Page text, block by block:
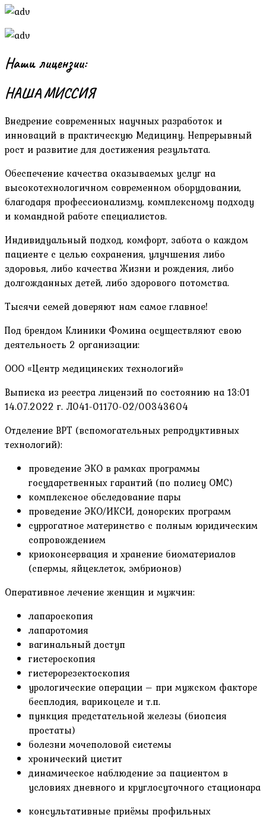
Наши лицензии:
НАША МИССИЯ
Внедрение современных научных разработок и
инноваций в практическую Медицину. Непрерывный
рост и развитие для достижения результата.
Обеспечение качества оказываемых услуг на
высокотехнологичном современном оборудовании,
благодаря профессионализму, комплексному подходу
и командной работе специалистов.
Индивидуальный подход, комфорт, забота о каждом
пациенте с целью сохранения, улучшения либо
здоровья, либо качества Жизни и рождения, либо
долгожданных детей, либо здорового потомства.
Тысячи семей доверяют нам самое главное!
Под брендом Клиники Фомина осуществляют свою
деятельность 2 организации:
ООО «Центр медицинских технологий»
Выписка из реестра лицензий по состоянию на 13:01
14.07.2022 г. Л041-01170-02/00343604
Отделение ВРТ (вспомогательных репродуктивных
технологий):
проведение ЭКО в рамках программы
государственных гарантий (по полису ОМС)
комплексное обследование пары
проведение ЭКО/ИКСИ, донорских программ
суррогатное материнство с полным юридическим
сопровождением
криоконсервация и хранение биоматериалов
(спермы, яйцеклеток, эмбрионов)
Оперативное лечение женщин и мужчин:
лапароскопия
лапаротомия
вагинальный доступ
гистероскопия
гистерорезектоскопия
урологические операции – при мужском факторе
бесплодия, варикоцеле и т.п.
пункция предстательной железы (биопсия
простаты)
болезни мочеполовой системы
хронический цистит
динамическое наблюдение за пациентом в
условиях дневного и круглосуточного стационара
консультативные приёмы профильных